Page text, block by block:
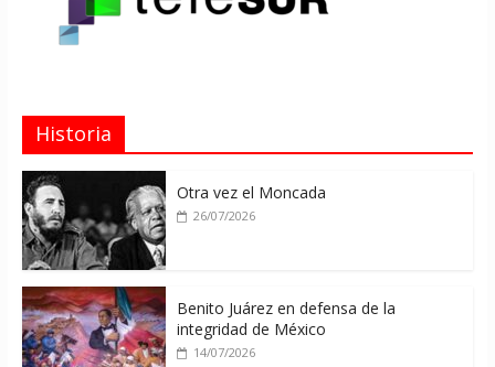
Historia
Otra vez el Moncada
26/07/2026
Benito Juárez en defensa de la
integridad de México
14/07/2026